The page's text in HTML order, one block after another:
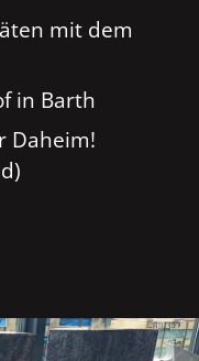
mit dem
in Barth
Daheim!